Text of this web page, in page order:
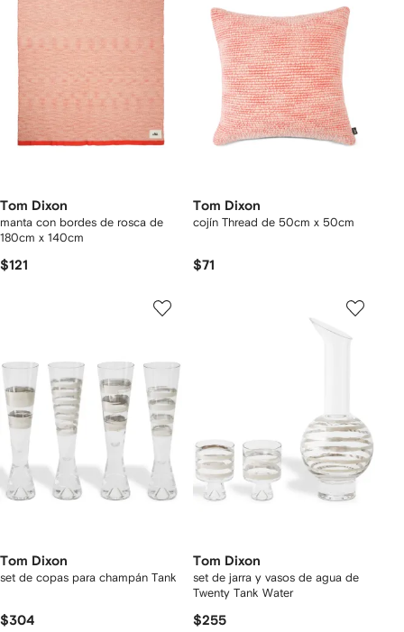
Tom Dixon
manta con bordes de rosca de
180cm x 140cm
$121
Tom Dixon
cojín Thread de 50cm x 50cm
$71
Tom Dixon
set de copas para champán Tank
$304
Tom Dixon
set de jarra y vasos de agua de
Twenty Tank Water
$255